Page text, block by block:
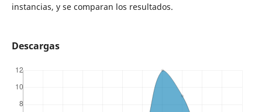
instancias, y se comparan los resultados.
Descargas